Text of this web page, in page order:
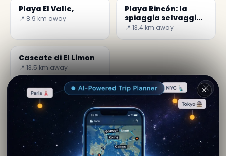
Playa El Valle,
📍 8.9 km away
Playa Rincón: la
spiaggia selvaggia
di Las Galeras
📍 13.4 km away
Cascate di El Limon
📍 13.5 km away
Maya Stark· da Samana
Contenuto editoriale verificato · Community Secret
World — 1M+ luoghi in 62 lingue
✕